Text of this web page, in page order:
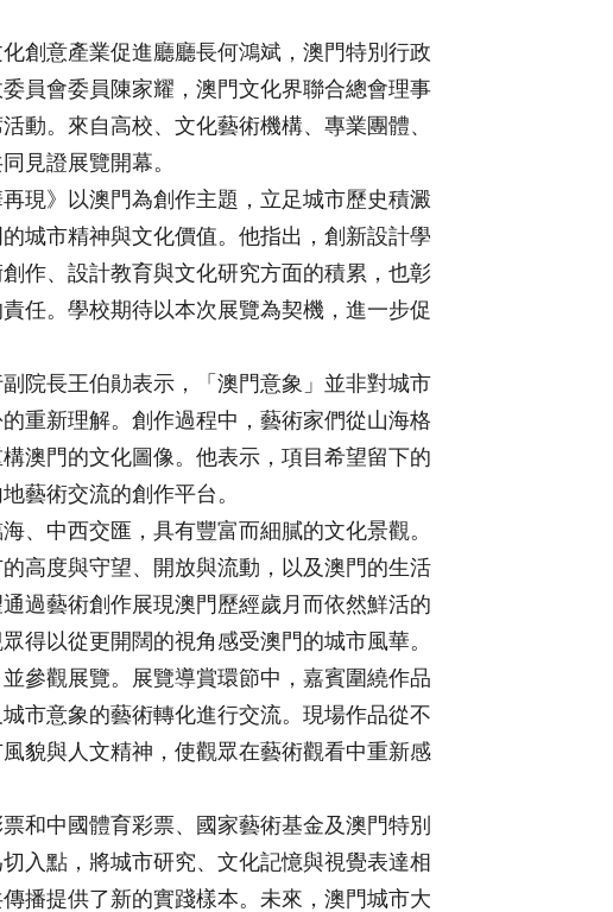
創意產業促進廳廳長何鴻斌，澳門特別行政
員會委員陳家耀，澳門文化界聯合總會理事
動。來自高校、文化藝術機構、專業團體、
見證展覽開幕。
現》以澳門為創作主題，立足城市歷史積澱
城市精神與文化價值。他指出，創新設計學
作、設計教育與文化研究方面的積累，也彰
任。學校期待以本次展覽為契機，進一步促
院長王伯勛表示，「澳門意象」並非對城市
重新理解。創作過程中，藝術家們從山海格
澳門的文化圖像。他表示，項目希望留下的
藝術交流的創作平台。
、中西交匯，具有豐富而細膩的文化景觀。
高度與守望、開放與流動，以及澳門的生活
過藝術創作展現澳門歷經歲月而依然鮮活的
得以從更開闊的視角感受澳門的城市風華。
參觀展覽。展覽導賞環節中，嘉賓圍繞作品
市意象的藝術轉化進行交流。現場作品從不
貌與人文精神，使觀眾在藝術觀看中重新感
和中國體育彩票、國家藝術基金及澳門特別
入點，將城市研究、文化記憶與視覺表達相
播提供了新的實踐樣本。未來，澳門城市大